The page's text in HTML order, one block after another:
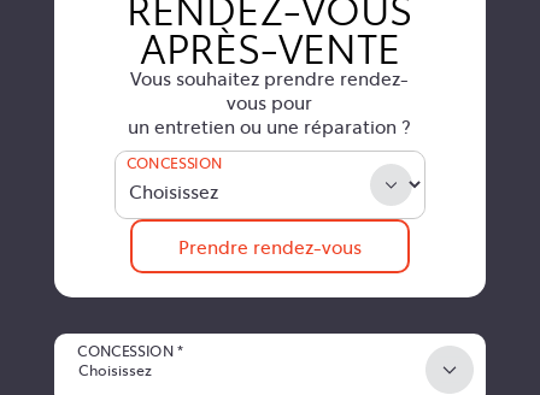
APRÈS-VENTE
Vous souhaitez prendre rendez-
vous pour
un entretien ou une réparation ?
CONCESSION
Prendre rendez-vous
Choisissez
CONCESSION *